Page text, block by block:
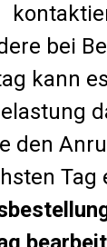
bei
kann
den
Tag